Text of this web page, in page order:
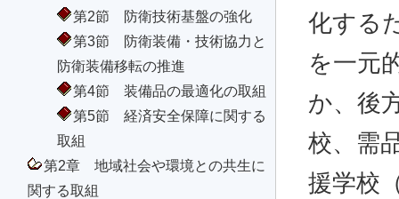
第2節 防衛技術基盤の強化
第3節 防衛装備・技術協力と
防衛装備移転の推進
第4節 装備品の最適化の取組
第5節 経済安全保障に関する
取組
第2章 地域社会や環境との共生に
関する取組
化する
を一元
か、後
校、需
援学校